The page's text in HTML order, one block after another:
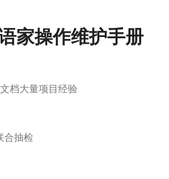
家操作维护手册
档大量项目经验
合抽检